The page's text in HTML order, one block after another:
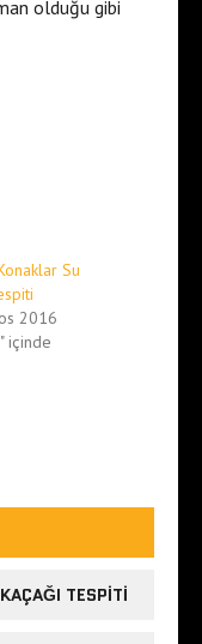
olduğu gibi
Su
2016
içinde
TESPITI